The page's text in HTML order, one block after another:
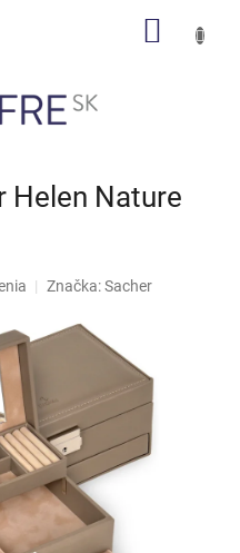
Helen Nature
Značka:Sacher